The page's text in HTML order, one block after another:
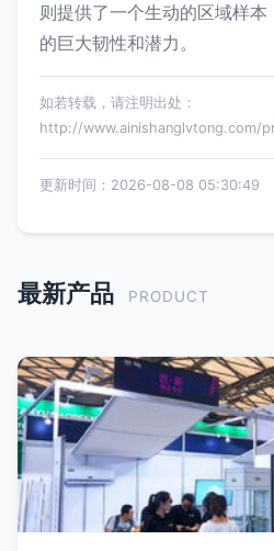
则提供了一个生动的区域样
的巨大韧性和潜力。
如若转载，请注明出处：
http://www.ainishanglvtong.com/
更新时间：2026-08-08 05:30:49
最新产品 PRODUCT